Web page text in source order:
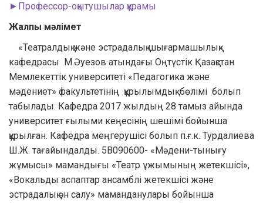
►Профессор-оқытушылар құрамы
Жалпы мәлімет
«Театралдық және эстрадалық шығармашылық»
кафедрасы М.Әуезов атындағы Оңтүстік Қазақстан
Мемлекеттік университеті «Педагогика және
мәдениет» факультетінің құрылымдық бөлімі болып
табылады. Кафедра 2017 жылдың 28 тамыз айында
университет ғылыми кеңесінің шешімі бойынша
құрылған. Кафедра меңгерушісі болып п.ғ.к. Турдалиева
Ш.Ж. тағайындалды. 5В090600- «Мәдени-тынығу
жұмысы» мамандығы «Театр ұжымының жетекшісі»,
«Вокальды аспаптар ансамблі жетекшісі және
эстрадалық ән салу» маманданулары бойынша